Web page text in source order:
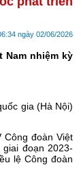
ngày 02/06/2026
Nam nhiệm kỳ
gia (Hà Nội)
đoàn Việt
đoạn 2023-
lệ Công đoàn
Công nhân và